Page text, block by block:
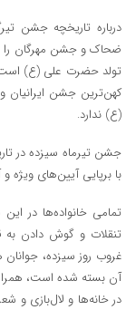
درباره تاریخچه جشن
ضحاک و جشن مهرگان را
تولد حضرت علی (ع) است
کهن‌ترین جشن ایرانیان
(ع) ندارد.
جشن تیرماه سیزده در
با برپایی آیین‌های
تمامی خانواده‌ها در
تنقلات و گوش دادن به
غروب روز سیزده،
آن بسته شده است،
در خانه‌ها و لال‌بازی و